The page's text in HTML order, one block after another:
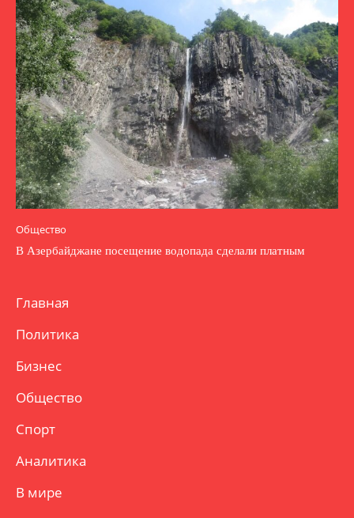
Общество
В Азербайджане посещение водопада сделали платным
Главная
Политика
Бизнес
Общество
Спорт
Аналитика
В мире